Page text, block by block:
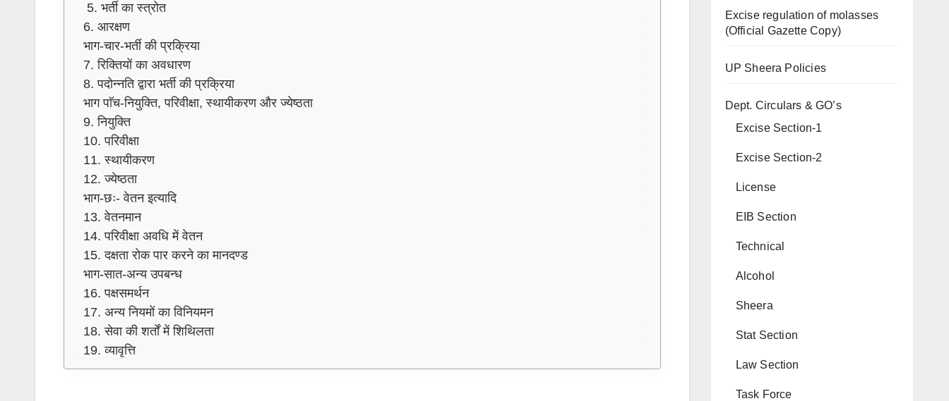
5. भर्ती का स्त्रोत
6. आरक्षण
भाग-चार-भर्ती की प्रक्रिया
7. रिक्तियों का अवधारण
8. पदोन्नति द्वारा भर्ती की प्रक्रिया
भाग पाॅच-नियुक्ति, परिवीक्षा, स्थायीकरण और ज्येष्ठता
9. नियुक्ति
10. परिवीक्षा
11. स्थायीकरण
12. ज्येष्ठता
भाग-छः- वेतन इत्यादि
13. वेतनमान
14. परिवीक्षा अवधि में वेतन
15. दक्षता रोक पार करने का मानदण्ड
भाग-सात-अन्य उपबन्ध
16. पक्षसमर्थन
17. अन्य नियमों का विनियमन
18. सेवा की शर्तों में शिथिलता
19. व्यावृत्ति
Excise regulation of molasses
(Official Gazette Copy)
UP Sheera Policies
Dept. Circulars & GO’s
Excise Section-1
Excise Section-2
License
EIB Section
Technical
Alcohol
Sheera
Stat Section
Law Section
Task Force